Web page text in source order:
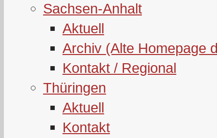
Sachsen-Anhalt
Aktuell
Archiv (Alte Homepage
Kontakt / Regional
Thüringen
Aktuell
Kontakt